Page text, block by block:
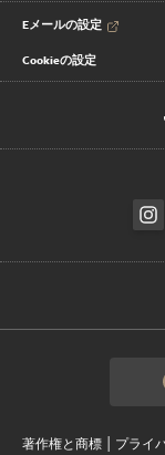
Eメールの設定
Cookieの設定
著作権と商標 | プライ